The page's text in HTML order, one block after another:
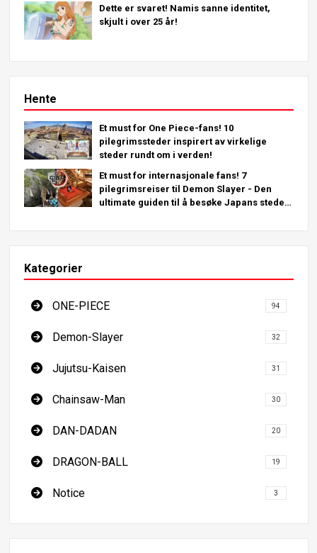
Dette er svaret! Namis sanne identitet,
skjult i over 25 år!
Hente
Et must for One Piece-fans! 10
pilegrimssteder inspirert av virkelige
steder rundt om i verden!
Et must for internasjonale fans! 7
pilegrimsreiser til Demon Slayer - Den
ultimate guiden til å besøke Japans steder
Kategorier
ONE-PIECE 94
Demon-Slayer 32
Jujutsu-Kaisen 31
Chainsaw-Man 30
DAN-DADAN 20
DRAGON-BALL 19
Notice 3